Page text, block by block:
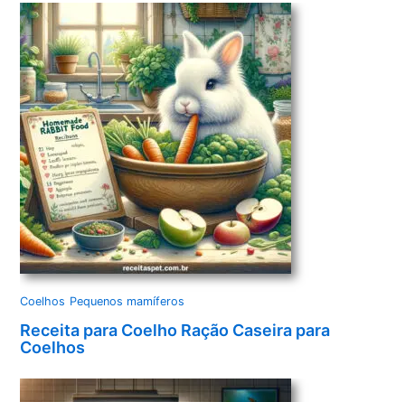
Coelhos Pequenos mamíferos
Receita para Coelho Ração Caseira para
Coelhos